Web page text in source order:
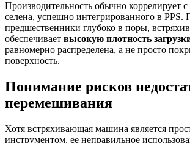
Производительность обычно коррелирует
селена, успешно интегрированного в PPS.
предшественники глубоко в поры,
обеспечивает высокую плотность
равномерно распределена, а не просто
поверхность.
Понимание рисков
перемешивания
Хотя встряхивающая машина является
инструментом, ее неправильное